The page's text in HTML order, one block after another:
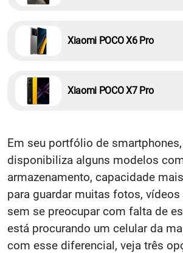
Xiaomi POCO X6 Pro
Xiaomi POCO X7 Pro
Em seu portfólio de
disponibiliza alguns modelos
armazenamento, capacidade
para guardar muitas fotos,
sem se preocupar com falta de
está procurando um celular da
com esse diferencial, veja três